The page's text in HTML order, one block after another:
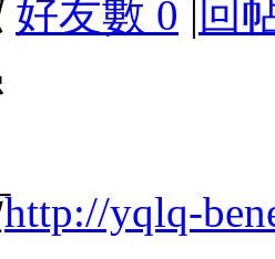
好友數 0 | 回
http://yqlq-